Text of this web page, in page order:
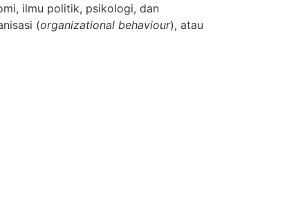
ilmu politik, psikologi, dan
(organizational behaviour), atau